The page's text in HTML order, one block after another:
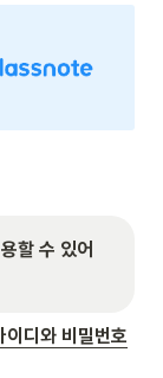
할 수 있어
이디와 비밀번호